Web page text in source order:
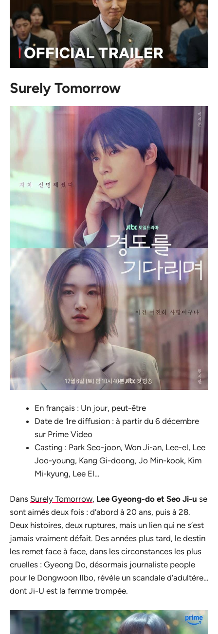
Surely Tomorrow
En français : Un jour, peut-être
Date de 1re diffusion : à partir du 6 décembre
sur Prime Video
Casting : Park Seo-joon, Won Ji-an, Lee-el, Lee
Joo-young, Kang Gi-doong, Jo Min-kook, Kim
Mi-kyung, Lee El…
Dans Surely Tomorrow, Lee Gyeong-do et Seo Ji-u se
sont aimés deux fois : d’abord à 20 ans, puis à 28.
Deux histoires, deux ruptures, mais un lien qui ne s’est
jamais vraiment défait. Des années plus tard, le destin
les remet face à face, dans les circonstances les plus
cruelles : Gyeong Do, désormais journaliste people
pour le Dongwoon Ilbo, révèle un scandale d’adultère…
dont Ji-U est la femme trompée.